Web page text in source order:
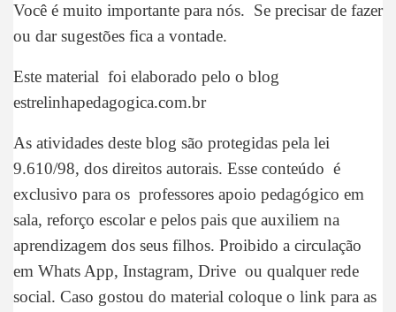
Você é muito importante para nós. Se precisar de fazer
ou dar sugestões fica a vontade.
Este material foi elaborado pelo o blog
estrelinhapedagogica.com.br
As atividades deste blog são protegidas pela lei
9.610/98, dos direitos autorais. Esse conteúdo é
exclusivo para os professores apoio pedagógico em
sala, reforço escolar e pelos pais que auxiliem na
aprendizagem dos seus filhos. Proibido a circulação
em Whats App, Instagram, Drive ou qualquer rede
social. Caso gostou do material coloque o link para as